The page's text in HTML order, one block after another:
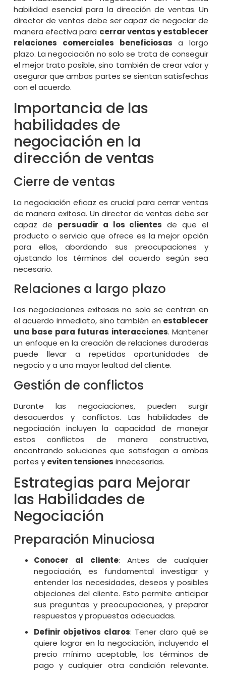
habilidad esencial para la dirección de ventas. Un
director de ventas debe ser capaz de negociar de
manera efectiva para cerrar ventas y establecer
relaciones comerciales beneficiosas a largo
plazo. La negociación no solo se trata de conseguir
el mejor trato posible, sino también de crear valor y
asegurar que ambas partes se sientan satisfechas
con el acuerdo.
Importancia de las
habilidades de
negociación en la
dirección de ventas
Cierre de ventas
La negociación eficaz es crucial para cerrar ventas
de manera exitosa. Un director de ventas debe ser
capaz de persuadir a los clientes de que el
producto o servicio que ofrece es la mejor opción
para ellos, abordando sus preocupaciones y
ajustando los términos del acuerdo según sea
necesario.
Relaciones a largo plazo
Las negociaciones exitosas no solo se centran en
el acuerdo inmediato, sino también en establecer
una base para futuras interacciones. Mantener
un enfoque en la creación de relaciones duraderas
puede llevar a repetidas oportunidades de
negocio y a una mayor lealtad del cliente.
Gestión de conflictos
Durante las negociaciones, pueden surgir
desacuerdos y conflictos. Las habilidades de
negociación incluyen la capacidad de manejar
estos conflictos de manera constructiva,
encontrando soluciones que satisfagan a ambas
partes y eviten tensiones innecesarias.
Estrategias para Mejorar
las Habilidades de
Negociación
Preparación Minuciosa
Conocer al cliente: Antes de cualquier
negociación, es fundamental investigar y
entender las necesidades, deseos y posibles
objeciones del cliente. Esto permite anticipar
sus preguntas y preocupaciones, y preparar
respuestas y propuestas adecuadas.
Definir objetivos claros: Tener claro qué se
quiere lograr en la negociación, incluyendo el
precio mínimo aceptable, los términos de
pago y cualquier otra condición relevante.